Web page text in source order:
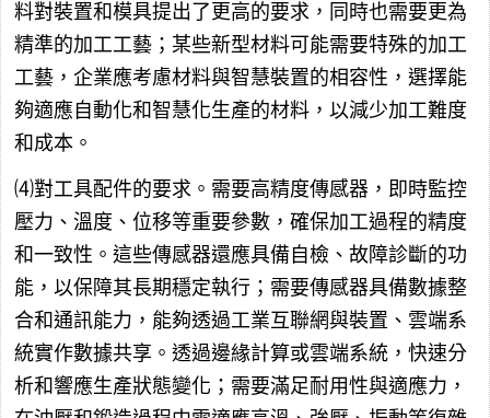
料對裝置和模具提出了更高的要求，同時也需要更為
精準的加工工藝；某些新型材料可能需要特殊的加工
工藝，企業應考慮材料與智慧裝置的相容性，選擇能
夠適應自動化和智慧化生產的材料，以減少加工難度
和成本。
⑷對工具配件的要求。需要高精度傳感器，即時監控
壓力、溫度、位移等重要參數，確保加工過程的精度
和一致性。這些傳感器還應具備自檢、故障診斷的功
能，以保障其長期穩定執行；需要傳感器具備數據整
合和通訊能力，能夠透過工業互聯網與裝置、雲端系
統實作數據共享。透過邊緣計算或雲端系統，快速分
析和響應生產狀態變化；需要滿足耐用性與適應力，